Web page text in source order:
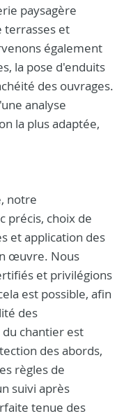
paysagère
terrasses et
également
la pose d'enduits
des ouvrages.
analyse
la plus adaptée,
notre
précis, choix de
et application des
œuvre. Nous
et privilégions
est possible, afin
des
chantier est
des abords,
règles de
suivi après
tenue des